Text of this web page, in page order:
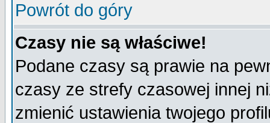
Powrót do góry
Czasy nie są właściwe!
Podane czasy są prawie na
czasy ze strefy czasowej innej
zmienić ustawienia twojego